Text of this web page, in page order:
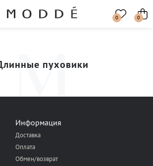
0 0
пуховики
Информация
Доставка
Оплата
Обмен/возврат